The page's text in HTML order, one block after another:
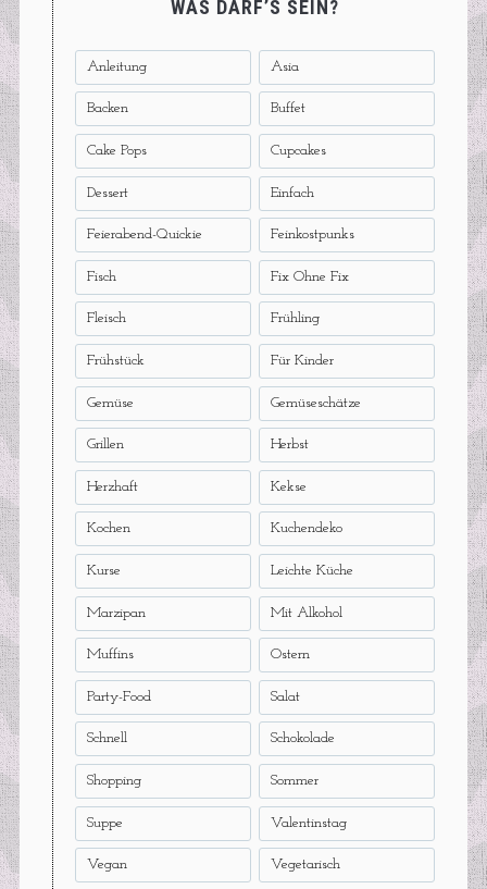
WAS DARF’S SEIN?
Anleitung Asia
Backen Buffet
Cake Pops Cupcakes
Dessert Einfach
Feierabend-Quickie Feinkostpunks
Fisch Fix Ohne Fix
Fleisch Frühling
Frühstück Für Kinder
Gemüse Gemüseschätze
Grillen Herbst
Herzhaft Kekse
Kochen Kuchendeko
Kurse Leichte Küche
Marzipan Mit Alkohol
Muffins Ostern
Party-Food Salat
Schnell Schokolade
Shopping Sommer
Suppe Valentinstag
Vegan Vegetarisch